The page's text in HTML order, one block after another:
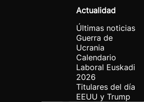
Actualidad
Últimas noticias
Guerra de
Ucrania
Calendario
Laboral Euskadi
2026
Titulares del día
EEUU y Trump